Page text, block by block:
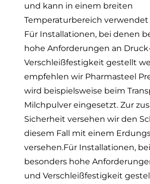
und kann in einem breiten
Temperaturbereich verwendet
Für Installationen, bei denen
hohe Anforderungen an
Verschleißfestigkeit gestellt
empfehlen wir Pharmasteel
wird beispielsweise beim
Milchpulver eingesetzt. Zur
Sicherheit versehen wir den
diesem Fall mit einem
versehen.Für Installationen,
besonders hohe
und Verschleißfestigkeit